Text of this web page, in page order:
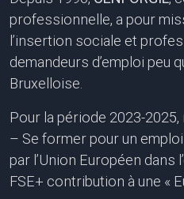
professionnelle, a pour
l’insertion sociale et
demandeurs d’emploi peu
Bruxelloise.
Pour la période 2023-
– Se former pour un
par l’Union Européen dans
FSE+ contribution à une «